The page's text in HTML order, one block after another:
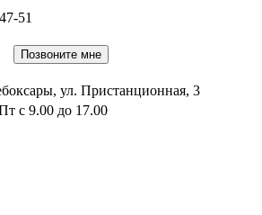
51
Позвоните мне
ул. Пристанционная, 3
с 9.00 до 17.00